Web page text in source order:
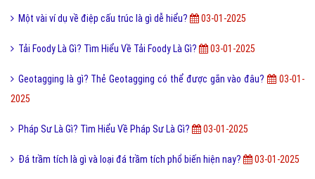
Một vài ví dụ về điệp cấu trúc là gì dễ hiểu? 03-01-2025
Tải Foody Là Gì? Tìm Hiểu Về Tải Foody Là Gì? 03-01-2025
Geotagging là gì? Thẻ Geotagging có thể được gắn vào đâu?
03-01-
2025
Pháp Sư Là Gì? Tìm Hiểu Về Pháp Sư Là Gì? 03-01-2025
Đá trầm tích là gì và loại đá trầm tích phổ biến hiện nay? 03-01-2025